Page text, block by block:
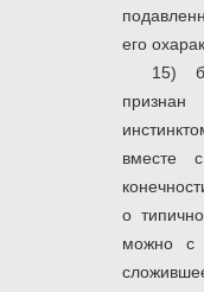
его
15)
признан
вместе
о
можно с